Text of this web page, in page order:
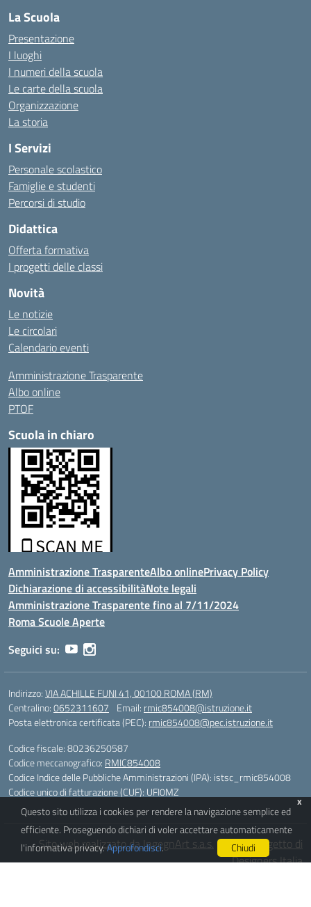
La Scuola
Presentazione
I luoghi
I numeri della scuola
Le carte della scuola
Organizzazione
La storia
I Servizi
Personale scolastico
Famiglie e studenti
Percorsi di studio
Didattica
Offerta formativa
I progetti delle classi
Novità
Le notizie
Le circolari
Calendario eventi
Amministrazione Trasparente
Albo online
PTOF
Scuola in chiaro
Amministrazione TrasparenteAlbo onlinePrivacy Policy
Dichiarazione di accessibilitàNote legali
Amministrazione Trasparente fino al 7/11/2024
Roma Scuole Aperte
Seguici su:
Indirizzo:VIA ACHILLE FUNI 41, 00100 ROMA (RM)
Centralino:0652311607 Email: rmic854008@istruzione.it
Posta elettronica certificata (PEC): rmic854008@pec.istruzione.it
Codice fiscale: 80236250587
Codice meccanografico: RMIC854008
Codice Indice delle Pubbliche Amministrazioni (IPA): istsc_rmic854008
Codice unico di fatturazione (CUF): UFI0MZ
Sito web realizzato da IngegnArt s.a.s. |Idea e progetto di
Designers Italia
x
Questo sito utilizza i cookies per rendere la navigazione semplice ed
efficiente. Proseguendo dichiari di voler accettare automaticamente
l'informativa privacy.Approfondisci. Chiudi